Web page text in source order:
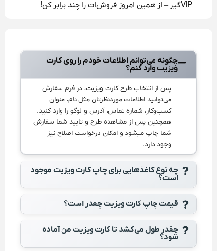
VIPگیر – از همین امروز فروش‌ات را چند برابر کن!
چگونه می‌توانم اطلاعات خودم را روی کارت
ویزیت وارد کنم؟
پس از انتخاب طرح کارت ویزیت، در فرم سفارش
می‌توانید اطلاعات موردنظرتان مثل نام، عنوان
کسب‌وکار، شماره تماس، آدرس و لوگو را وارد کنید.
همچنین پس از مشاهده طرح و تایید شما سفارش
شما چاپ میشود و امکان درخواست اصلاح نیز
وجود دارد.
چه نوع کاغذهایی برای چاپ کارت ویزیت موجود
است؟
قیمت چاپ کارت ویزیت چقدر است؟
چقدر طول می‌کشد تا کارت ویزیت من آماده
شود؟